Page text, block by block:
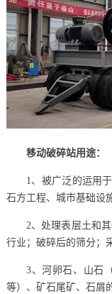
移动破碎站用途：
1、被广泛的运用
石方工程、城市基础设
2、处理表层土和
行业；破碎后的筛分；
3、河卵石、山石
等）、矿石尾矿、石屑